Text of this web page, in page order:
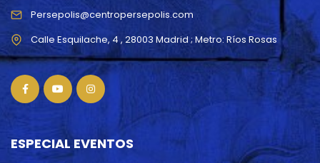
Persepolis@centropersepolis.com
ESPECIAL EVENTOS